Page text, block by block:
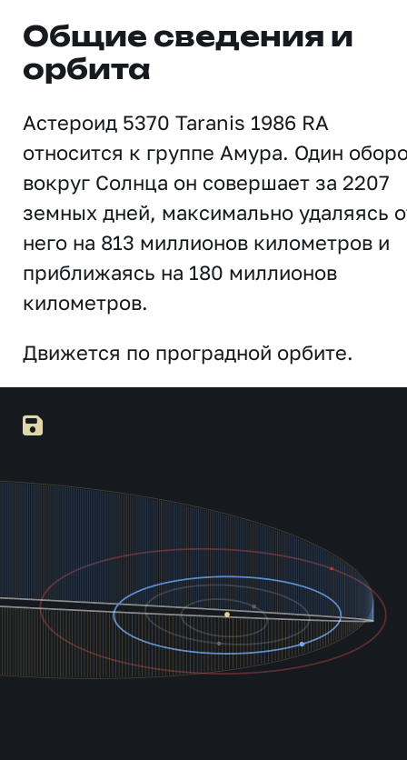
Общие сведения и
орбита
Астероид 5370 Taranis 1986 RA
относится к группе Амура. Один
вокруг Солнца он совершает за 2207
земных дней, максимально удаляясь
него на 813 миллионов километров и
приближаясь на 180 миллионов
километров.
Движется по проградной орбите.